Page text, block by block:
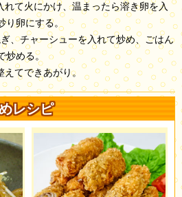
て火にかけ、温まったら溶き卵を入
卵にする。
、チャーシューを入れて炒め、ごはん
炒める。
てできあがり。
レシピ